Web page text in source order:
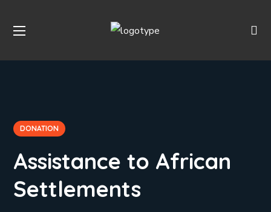
DONATION
Assistance to African
Settlements